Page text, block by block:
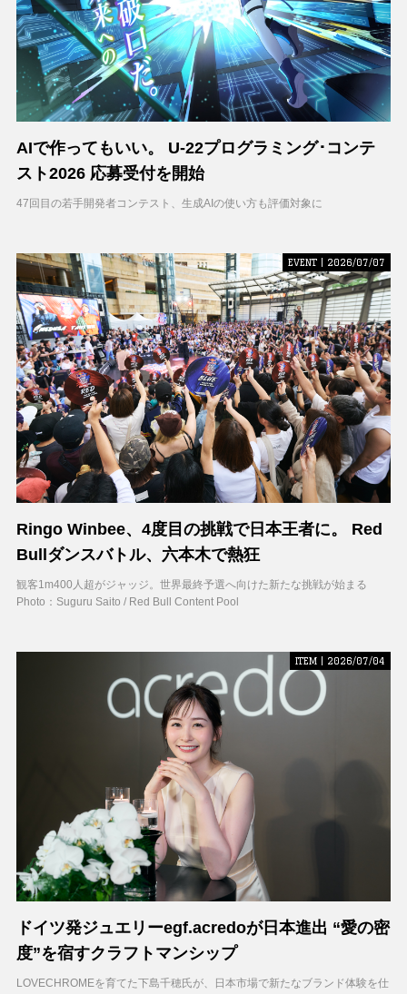
AIで作ってもいい。 U-22プログラミング･コンテ
スト2026 応募受付を開始
47回目の若手開発者コンテスト、生成AIの使い方も評価対象に
EVENT | 2026/07/07
Ringo Winbee、4度目の挑戦で日本王者に。 Red
Bullダンスバトル、六本木で熱狂
観客1m400人超がジャッジ。世界最終予選へ向けた新たな挑戦が始まる
Photo：Suguru Saito / Red Bull Content Pool
ITEM | 2026/07/04
ドイツ発ジュエリーegf.acredoが日本進出 “愛の密
度”を宿すクラフトマンシップ
LOVECHROMEを育てた下島千穂氏が、日本市場で新たなブランド体験を仕